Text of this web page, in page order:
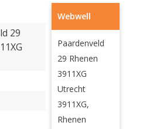
29
Webwell
Paardenveld
29 Rhenen
3911XG
Utrecht
3911XG,
Rhenen